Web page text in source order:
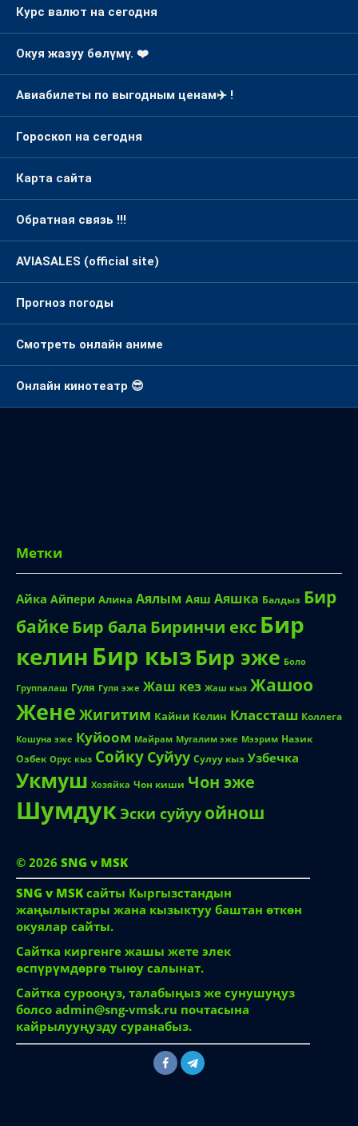
Курс валют на сегодня
Окуя жазуу бөлүмү. ❤️
Авиабилеты по выгодным ценам✈️ !
Гороскоп на сегодня
Карта сайта
Обратная связь !!!
AVIASALES (official site)
Прогноз погоды
Смотреть онлайн аниме
Онлайн кинотеатр 😎
Метки
Айка Айпери Алина Аялым Аяш Аяшка Балдыз Бир
байкеБир бала Биринчи екс Бир
келин Бир кыз Бир эже Боло
Группалаш Гуля Гуля эже Жаш кез Жаш кыз Жашоо
Жене Жигитим Кайни Келин Классташ Коллега
Кошуна эже Куйоом Майрам Мугалим эже Мээрим Назик
Озбек Орус кыз Сойку Суйуу Сулуу кыз Узбечка
Укмуш Хозяйка Чон киши Чон эже
ШумдукЭски суйуу ойнош
© 2026 SNG v MSK
SNG v MSK сайты Кыргызстандын
жаңылыктары жана кызыктуу баштан өткөн
окуялар сайты.
Сайтка киргенге жашы жете элек
өспүрүмдөргө тыюу салынат.
Сайтка сурооңуз, талабыңыз же сунушуңуз
болсо admin@sng-vmsk.ru почтасына
кайрылууңузду суранабыз.